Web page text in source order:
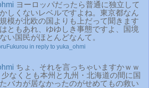
ヨーロッパだったら普通に独立して
しくないレベルですよね。東京都なん
模が北欧の国よりも上だって聞きます
ともあれ、ゆゆしき事態ですよ、国境
い国民がほとんどなんて。
in reply to yuka_ohmi
ちょ、それを言っちゃいますかｗｗ
少なくとも本州と九州・北海道の間に国
バカが居なかったのがせめてもの救い